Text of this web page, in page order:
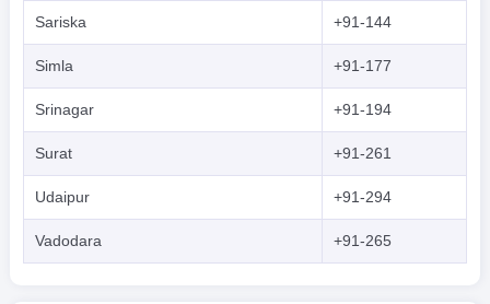
Sariska +91-144
Simla +91-177
Srinagar +91-194
Surat +91-261
Udaipur +91-294
Vadodara +91-265